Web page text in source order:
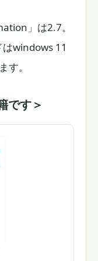
」は2.7。
はwindows 11
す。
です＞